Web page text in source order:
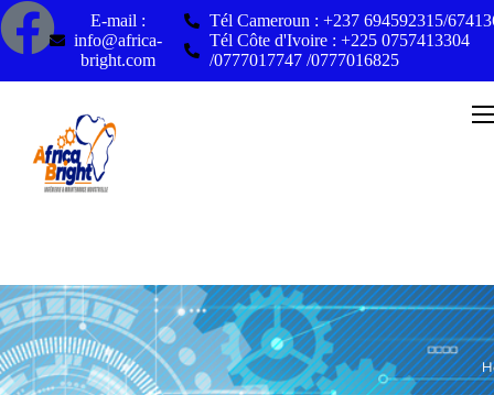
E-mail :
info@africa-
bright.com
Tél Cameroun : +237 694592315/
Tél Côte d'Ivoire : +225 0757413304
/0777017747 /0777016825